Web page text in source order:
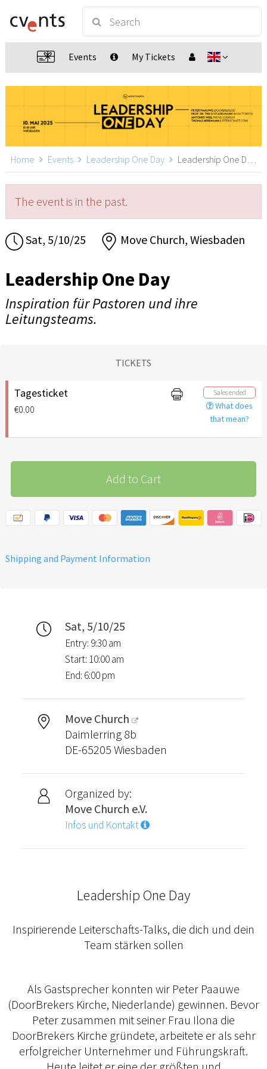
Events My Tickets
Home Events Leadership One Day Leadership One Day, Wiesbaden
The event is in the past.
Sat, 5/10/25 Move Church, Wiesbaden
Leadership One Day
Inspiration für Pastoren und ihre
Leitungsteams.
TICKETS
Tagesticket
€0.00
Sales ended
What does
that mean?
Add to Cart
Shipping and Payment Information
Sat, 5/10/25
Entry: 9:30 am
Start: 10:00 am
End: 6:00 pm
Move Church
Daimlerring 8b
DE-65205 Wiesbaden
Organized by:
Move Church e.V.
Infos und Kontakt
Leadership One Day
Inspirierende Leiterschafts-Talks, die dich und dein
Team stärken sollen
Als Gastsprecher konnten wir Peter Paauwe
(DoorBrekers Kirche, Niederlande) gewinnen. Bevor
Peter zusammen mit seiner Frau Ilona die
DoorBrekers Kirche gründete, arbeitete er als sehr
erfolgreicher Unternehmer und Führungskraft.